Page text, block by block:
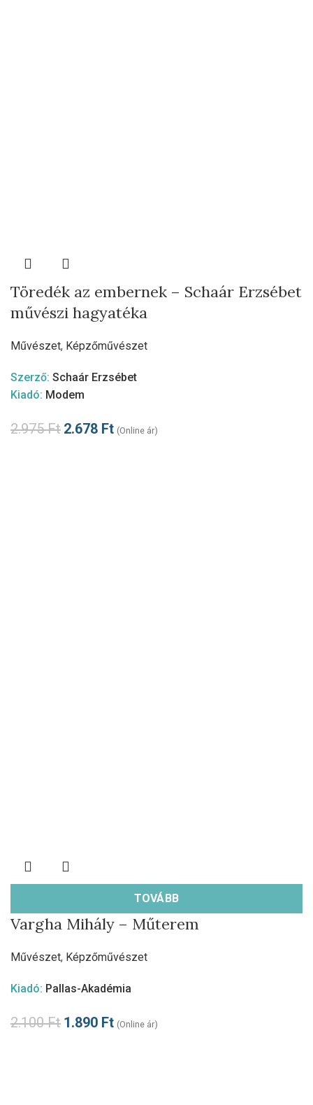
Töredék az embernek – Schaár Erzsébet
művészi hagyatéka
Művészet, Képzőművészet
Szerző: Schaár Erzsébet
Kiadó: Modem
2.975Ft 2.678 Ft (Online ár)
TOVÁBB
Vargha Mihály – Műterem
Művészet, Képzőművészet
Kiadó: Pallas-Akadémia
2.100Ft 1.890 Ft (Online ár)